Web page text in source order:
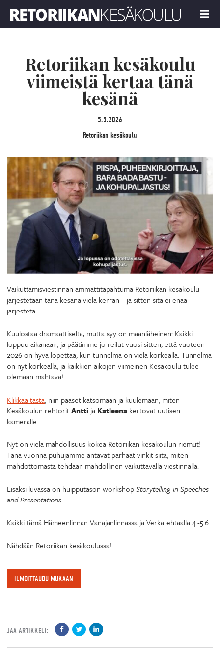
MENU
Retoriikan kesäkoulu
viimeistä kertaa tänä
kesänä
5.5.2026
Retoriikan kesäkoulu
Vaikuttamisviestinnän ammattitapahtuma Retoriikan kesäkoulu
järjestetään tänä kesänä vielä kerran – ja sitten sitä ei enää
järjestetä.
Kuulostaa dramaattiselta, mutta syy on maanläheinen: Kaikki
loppuu aikanaan, ja päätimme jo reilut vuosi sitten, että vuoteen
2026 on hyvä lopettaa, kun tunnelma on vielä korkealla. Tunnelma
on nyt korkealla, ja kaikkien aikojen viimeinen Kesäkoulu tulee
olemaan mahtava!
Klikkaa tästä, niin pääset katsomaan ja kuulemaan, miten
Kesäkoulun rehtoritAntti ja Katleena kertovat uutisen
kameralle.
Nyt on vielä mahdollisuus kokea Retoriikan kesäkoulun riemut!
Tänä vuonna puhujamme antavat parhaat vinkit siitä, miten
mahdottomasta tehdään mahdollinen vaikuttavalla viestinnällä.
Lisäksi luvassa on huipputason workshopStorytelling in Speeches
and Presentations.
Kaikki tämä Hämeenlinnan Vanajanlinnassa ja Verkatehtaalla 4.-5.6.
Nähdään Retoriikan kesäkoulussa!
ILMOITTAUDU MUKAAN
JAA ARTIKKELI: